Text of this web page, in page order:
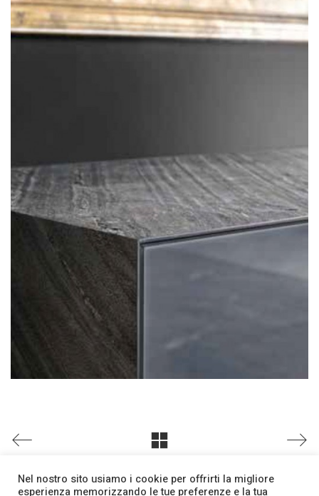
Nel nostro sito usiamo i cookie per offrirti la migliore
esperienza memorizzando le tue preferenze e la tua